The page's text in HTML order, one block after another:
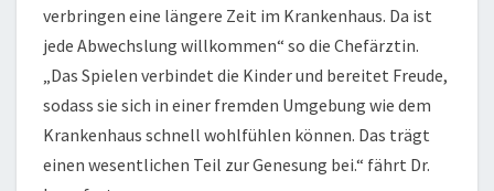
verbringen eine längere Zeit im Krankenhaus. Da ist
jede Abwechslung willkommen“ so die Chefärztin.
„Das Spielen verbindet die Kinder und bereitet Freude,
sodass sie sich in einer fremden Umgebung wie dem
Krankenhaus schnell wohlfühlen können. Das trägt
einen wesentlichen Teil zur Genesung bei.“ fährt Dr.